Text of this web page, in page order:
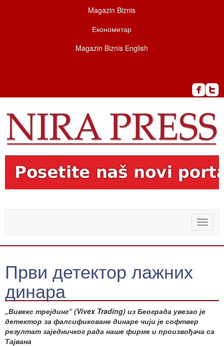
Magazin Biznis
Економетар
Magazin Biznis English
Toggle
Први детектор лажних
динара
„Вивекс трејдинг“ (Vivex Trading) из Београда увезао је
детектор за фалсификоване динаре чији је софтвер
резултат заједничког рада наше фирме и произвођача са
Тајвана